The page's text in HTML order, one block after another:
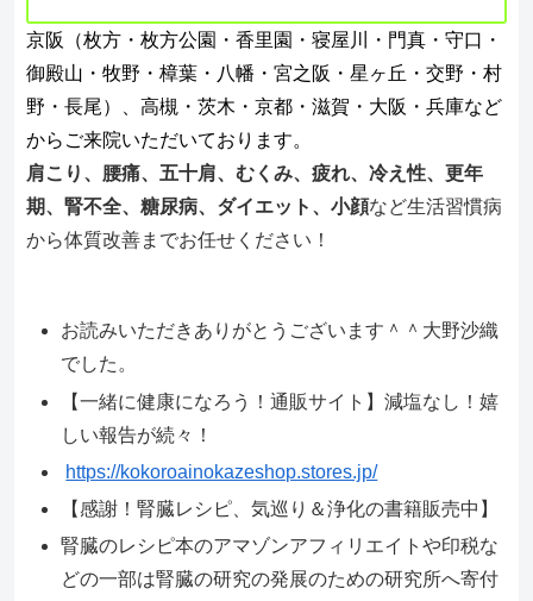
京阪（枚方・枚方公園・香里園・寝屋川・門真・守口・
御殿山・牧野・樟葉・八幡・宮之阪・星ヶ丘・交野・村
野・長尾）、高槻・茨木・京都・滋賀・大阪・兵庫など
からご来院いただいております。
肩こり、腰痛、五十肩、むくみ、疲れ、冷え性、更年
期、腎不全、糖尿病、ダイエット、小顔など生活習慣病
から体質改善までお任せください！
お読みいただきありがとうございます＾＾大野沙織
でした。
【一緒に健康になろう！通販サイト】減塩なし！嬉
しい報告が続々！
https://kokoroainokazeshop.stores.jp/
【感謝！腎臓レシピ、気巡り＆浄化の書籍販売中】
腎臓のレシピ本のアマゾンアフィリエイトや印税な
どの一部は腎臓の研究の発展のための研究所へ寄付